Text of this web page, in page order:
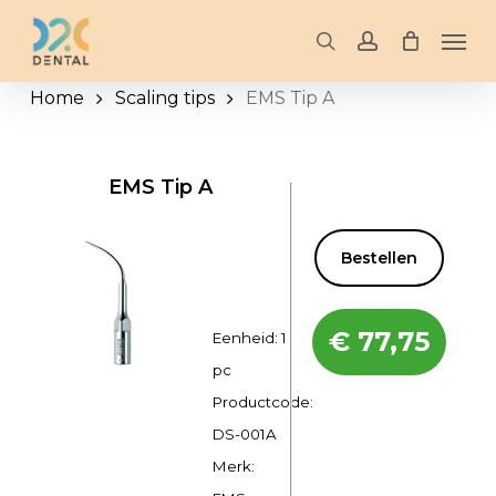
Skip
main
content
searchaccount
Home Scaling tips EMS Tip A
EMS Tip A
Eenheid: 1
pc
Productcode:
DS-001A
Merk:
Bestellen
€ 77,75